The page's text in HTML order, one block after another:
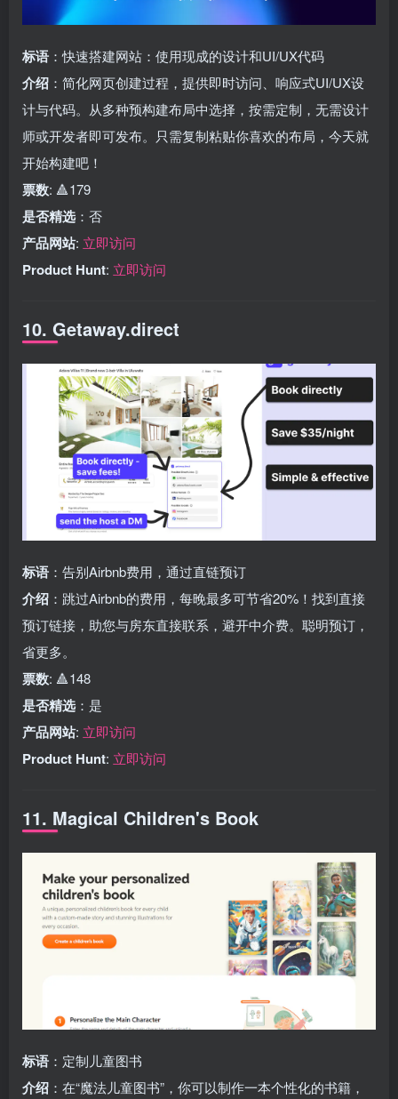
标语 ：快速搭建网站：使用现成的设计和UI/UX代码
介绍 ：简化网页创建过程，提供即时访问、响应式UI/UX设
计与代码。从多种预构建布局中选择，按需定制，无需设计
师或开发者即可发布。只需复制粘贴你喜欢的布局，今天就
开始构建吧！
票数: 🔺179
是否精选 ：否
产品网站: 立即访问
Product Hunt: 立即访问
10. Getaway.direct
标语 ：告别Airbnb费用，通过直链预订
介绍 ：跳过Airbnb的费用，每晚最多可节省20%！找到直接
预订链接，助您与房东直接联系，避开中介费。聪明预订，
省更多。
票数: 🔺148
是否精选 ：是
产品网站: 立即访问
Product Hunt: 立即访问
11. Magical Children's Book
标语 ：定制儿童图书
介绍 ：在“魔法儿童图书”，你可以制作一本个性化的书籍，